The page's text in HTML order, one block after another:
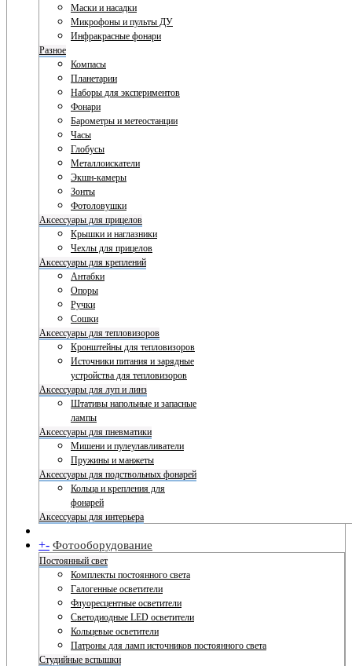
Маски и насадки
Микрофоны и пульты ДУ
Инфракрасные фонари
Разное
Компасы
Планетарии
Наборы для экспериментов
Фонари
Барометры и метеостанции
Часы
Глобусы
Металлоискатели
Экшн-камеры
Зонты
Фотоловушки
Аксессуары для прицелов
Крышки и наглазники
Чехлы для прицелов
Аксессуары для креплений
Антабки
Опоры
Ручки
Сошки
Аксессуары для тепловизоров
Кронштейны для тепловизоров
Источники питания и зарядные
устройства для тепловизоров
Аксессуары для луп и линз
Штативы напольные и запасные
лампы
Аксессуары для пневматики
Мишени и пулеулавливатели
Пружины и манжеты
Аксессуары для подствольных фонарей
Кольца и крепления для
фонарей
Аксессуары для интерьера
+- Фотооборудование
Постоянный свет
Комплекты постоянного света
Галогенные осветители
Флуоресцентные осветители
Светодиодные LED осветители
Кольцевые осветители
Патроны для ламп источников постоянного света
Студийные вспышки